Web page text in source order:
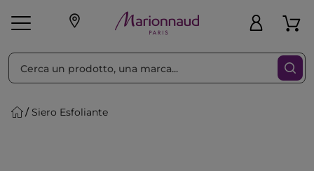
Make-up Profumi
Siero Esfoliante
Ordina per Filtra